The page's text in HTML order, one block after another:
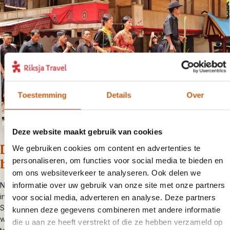
Toestemming Details Over
Deze website maakt gebruik van cookies
We gebruiken cookies om content en advertenties te
personaliseren, om functies voor social media te bieden en
om ons websiteverkeer te analyseren. Ook delen we
informatie over uw gebruik van onze site met onze partners
voor social media, adverteren en analyse. Deze partners
kunnen deze gegevens combineren met andere informatie
die u aan ze heeft verstrekt of die ze hebben verzameld op
Dag 2 – Vertrek Sengkang, einde
bouwsteen of verlenging
Na het ontbijt eindigt je bouwsteen. Wil je iets meer rust in je reis
inbouwen, verleng deze bouwsteen dan met een nacht. In
Sengkang zelf is niet veel te doen, maar in de omgeving kun je
wandelen op het platteland, langs de rivier en het meer. Veel